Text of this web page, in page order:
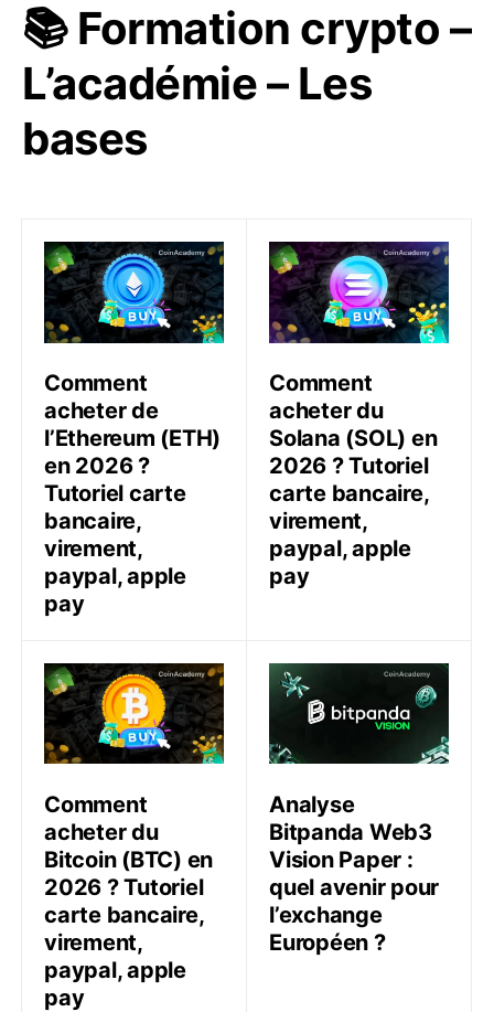
📚 Formation crypto –
L’académie – Les
bases
Comment acheter de l’Ethereum (ETH) en 2026 ?
Comment
acheter de
l’Ethereum (ETH)
en 2026 ?
Tutoriel carte
bancaire,
virement,
paypal, apple
pay
Comment acheter du
Comment
acheter du
Solana (SOL) en
2026 ? Tutoriel
carte bancaire,
virement,
paypal, apple
pay
Comment acheter du Bitcoin (BTC) en 2026 ?
Comment
acheter du
Bitcoin (BTC) en
2026 ? Tutoriel
carte bancaire,
virement,
paypal, apple
pay
Analyse Bitpanda Web3
Analyse
Bitpanda Web3
Vision Paper :
quel avenir pour
l’exchange
Européen ?